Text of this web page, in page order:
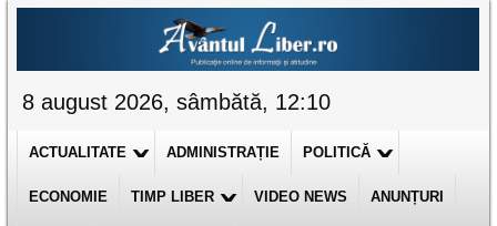
8 august 2026, sâmbătă, 12:10
ACTUALITATE ADMINISTRAȚIE POLITICĂ
ECONOMIE TIMP LIBER VIDEO NEWS ANUNȚURI